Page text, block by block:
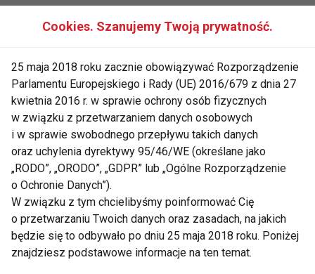
SEKRETY GWIAZD MODELKA GWIAZDY
GWIAZDA JOANNA KRUPA
GWIAZDY I FITNESS FIT LIGHT
Sekrety gwiazd
Cookies. Szanujemy Twoją prywatność.
25 maja 2018 roku zacznie obowiązywać Rozporządzenie
Parlamentu Europejskiego i Rady (UE) 2016/679 z dnia 27
kwietnia 2016 r. w sprawie ochrony osób fizycznych
w związku z przetwarzaniem danych osobowych
i w sprawie swobodnego przepływu takich danych
oraz uchylenia dyrektywy 95/46/WE (określane jako
„RODO”, „ORODO”, „GDPR” lub „Ogólne Rozporządzenie
o Ochronie Danych”).
W związku z tym chcielibyśmy poinformować Cię
o przetwarzaniu Twoich danych oraz zasadach, na jakich
będzie się to odbywało po dniu 25 maja 2018 roku. Poniżej
znajdziesz podstawowe informacje na ten temat.